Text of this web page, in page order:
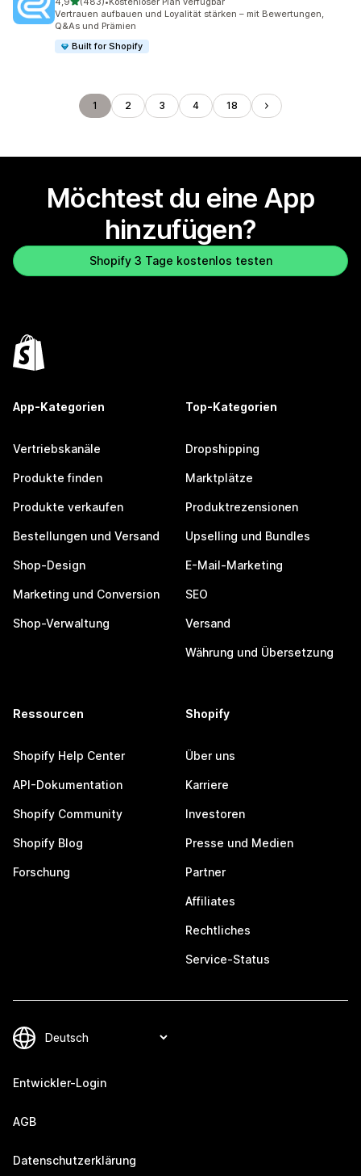
483 Rezensionen insgesamt
Vertrauen aufbauen und Loyalität stärken – mit Bewertungen,
Q&As und Prämien
Built for Shopify
1 2 3 4 18
Möchtest du eine App
hinzufügen?
Shopify 3 Tage kostenlos testen
App-Kategorien
Vertriebskanäle
Produkte finden
Produkte verkaufen
Bestellungen und Versand
Shop-Design
Marketing und Conversion
Shop-Verwaltung
Top-Kategorien
Dropshipping
Marktplätze
Produktrezensionen
Upselling und Bundles
E-Mail-Marketing
SEO
Versand
Währung und Übersetzung
Ressourcen
Shopify Help Center
API-Dokumentation
Shopify Community
Shopify Blog
Forschung
Shopify
Über uns
Karriere
Investoren
Presse und Medien
Partner
Affiliates
Rechtliches
Service-Status
Entwickler-Login
AGB
Datenschutzerklärung